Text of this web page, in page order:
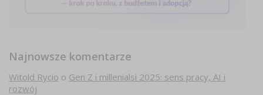
Najnowsze komentarze
Witold Rycio o Gen Z i millenialsi 2025: sens pracy, AI i
rozwój